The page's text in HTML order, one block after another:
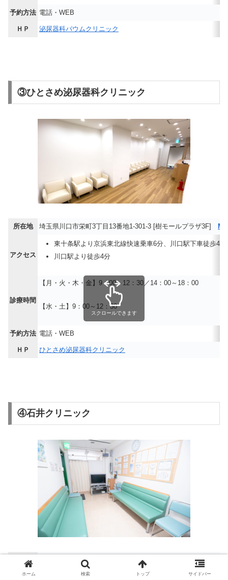
予約方法 電話・WEB
ＨＰ 泌尿器科バウムクリニック
③ひとさめ泌尿器科クリニック
所在地 埼玉県川口市栄町3丁目13番地1-301-3 [樹モールプラザ3F]
アクセス
東十条駅より京浜東北線快速乗車6分、川口駅下車徒歩4分
川口駅より徒歩4分
診療時間
【月・火・木・金】9：00～12：30／14：00～18：00
【水・土】9：00～12：30
予約方法 電話・WEB
ＨＰ ひとさめ泌尿器科クリニック
スクロールできます
④石井クリニック
所在地 埼玉県さいたま市浦和区北浦和4-3-8テックビル4階MAP
東十条駅より京浜東北線快速乗車19分、北浦和駅下車徒歩
ホーム 検索 トップ サイドバー